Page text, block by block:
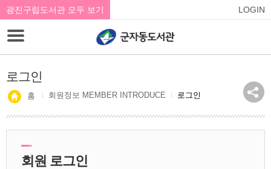
광진구립도서관 모두 보기 LOGIN
로그인
홈 회원정보 MEMBER INTRODUCE 로그인
회원 로그인